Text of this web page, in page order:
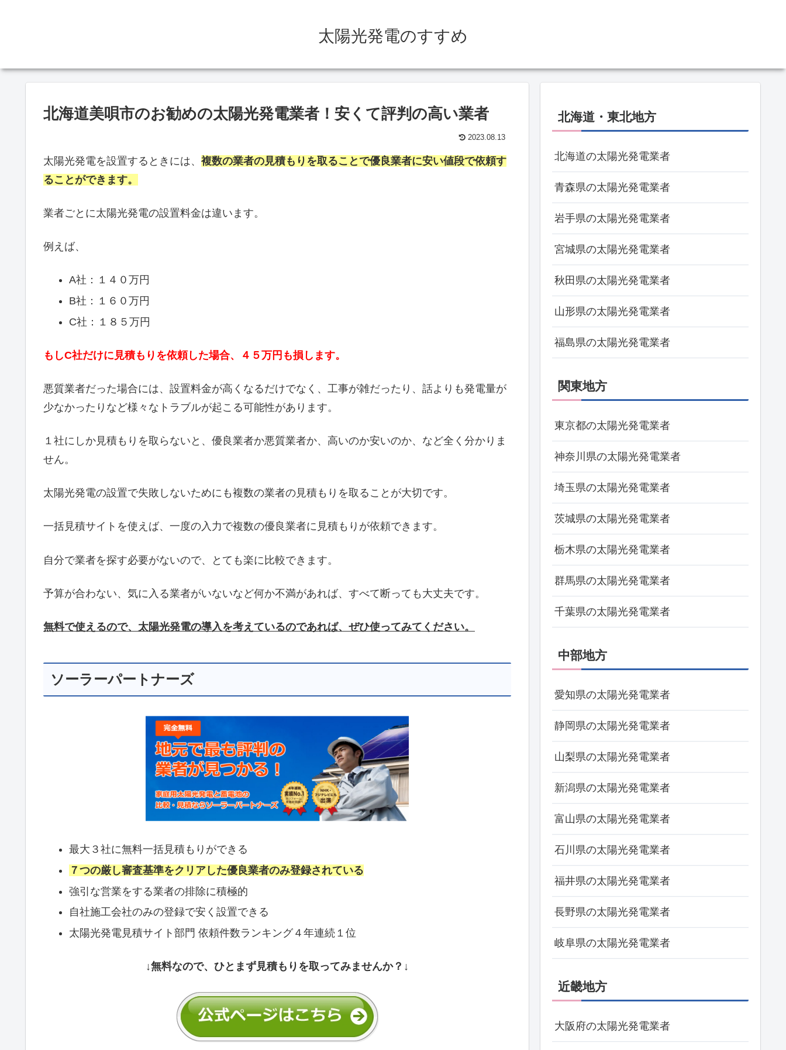
太陽光発電のすすめ
北海道美唄市のお勧めの太陽光発電業者！安くて評判の高い業者
2023.08.13
太陽光発電を設置するときには、 複数の業者の見積もりを取ることで優良業者に安い値段で依頼す
ることができます。
業者ごとに太陽光発電の設置料金は違います。
例えば、
A社：１４０万円
B社：１６０万円
C社：１８５万円
もしC社だけに見積もりを依頼した場合、４５万円も損します。
悪質業者だった場合には、設置料金が高くなるだけでなく、工事が雑だったり、話よりも発電量が
少なかったりなど様々なトラブルが起こる可能性があります。
１社にしか見積もりを取らないと、優良業者か悪質業者か、高いのか安いのか、など全く分かりま
せん。
太陽光発電の設置で失敗しないためにも複数の業者の見積もりを取ることが大切です。
一括見積サイトを使えば、一度の入力で複数の優良業者に見積もりが依頼できます。
自分で業者を探す必要がないので、とても楽に比較できます。
予算が合わない、気に入る業者がいないなど何か不満があれば、すべて断っても大丈夫です。
無料で使えるので、太陽光発電の導入を考えているのであれば、ぜひ使ってみてください。
ソーラーパートナーズ
最大３社に無料一括見積もりができる
７つの厳し審査基準をクリアした優良業者のみ登録されている
強引な営業をする業者の排除に積極的
自社施工会社のみの登録で安く設置できる
太陽光発電見積サイト部門 依頼件数ランキング４年連続１位
↓無料なので、ひとまず見積もりを取ってみませんか？↓
北海道・東北地方
北海道の太陽光発電業者
青森県の太陽光発電業者
岩手県の太陽光発電業者
宮城県の太陽光発電業者
秋田県の太陽光発電業者
山形県の太陽光発電業者
福島県の太陽光発電業者
関東地方
東京都の太陽光発電業者
神奈川県の太陽光発電業者
埼玉県の太陽光発電業者
茨城県の太陽光発電業者
栃木県の太陽光発電業者
群馬県の太陽光発電業者
千葉県の太陽光発電業者
中部地方
愛知県の太陽光発電業者
静岡県の太陽光発電業者
山梨県の太陽光発電業者
新潟県の太陽光発電業者
富山県の太陽光発電業者
石川県の太陽光発電業者
福井県の太陽光発電業者
長野県の太陽光発電業者
岐阜県の太陽光発電業者
近畿地方
大阪府の太陽光発電業者